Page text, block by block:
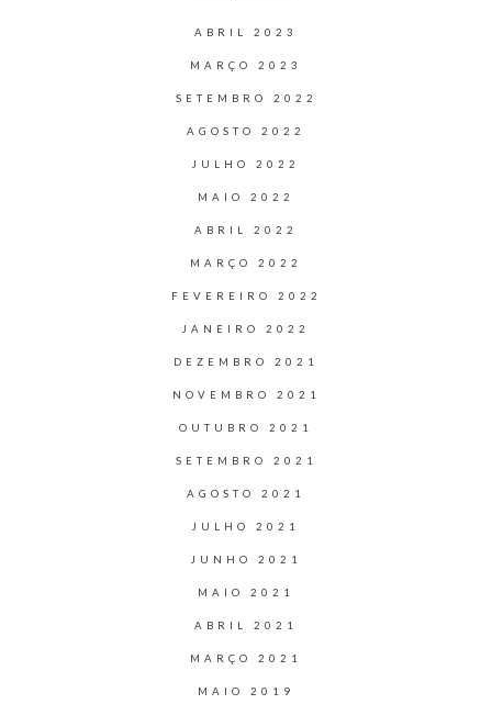
ABRIL 2023
MARÇO 2023
SETEMBRO 2022
AGOSTO 2022
JULHO 2022
MAIO 2022
ABRIL 2022
MARÇO 2022
FEVEREIRO 2022
JANEIRO 2022
DEZEMBRO 2021
NOVEMBRO 2021
OUTUBRO 2021
SETEMBRO 2021
AGOSTO 2021
JULHO 2021
JUNHO 2021
MAIO 2021
ABRIL 2021
MARÇO 2021
MAIO 2019